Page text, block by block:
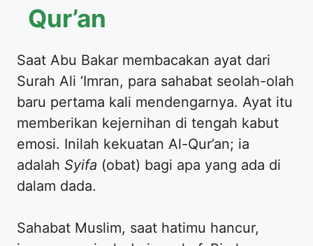
Qur’an
​Saat Abu Bakar membacakan ayat dari
Surah Ali ‘Imran, para sahabat seolah-olah
baru pertama kali mendengarnya. Ayat itu
memberikan kejernihan di tengah kabut
emosi. Inilah kekuatan Al-Qur’an; ia
adalah Syifa (obat) bagi apa yang ada di
dalam dada.
​Sahabat Muslim, saat hatimu hancur,